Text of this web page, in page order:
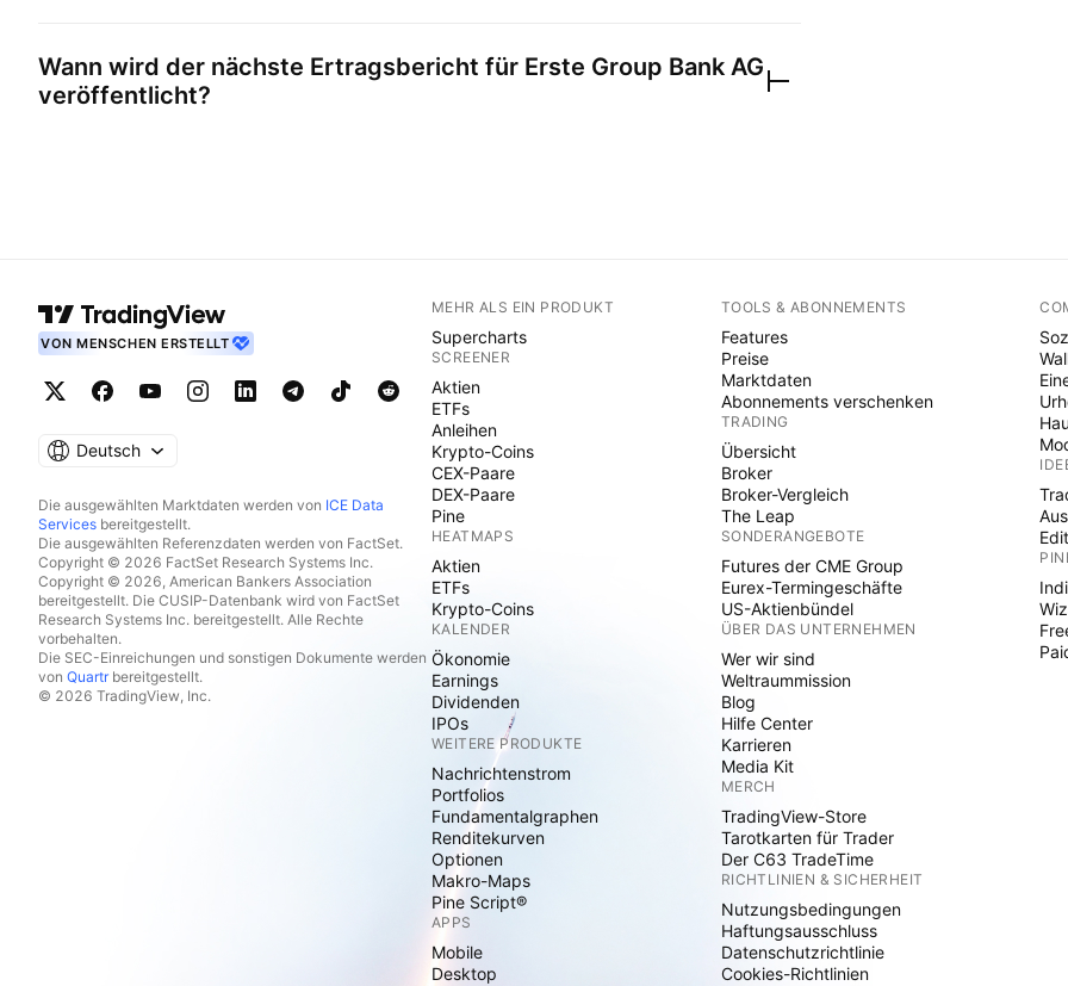
Wann wird der nächste Ertragsbericht für Erste Group Bank AG
veröffentlicht?
VON MENSCHEN ERSTELLT
Deutsch
Die ausgewählten Marktdaten werden von ICE Data
Services bereitgestellt.
Die ausgewählten Referenzdaten werden von FactSet.
Copyright © 2026 FactSet Research Systems Inc.
Copyright © 2026, American Bankers Association
bereitgestellt. Die CUSIP-Datenbank wird von FactSet
Research Systems Inc. bereitgestellt. Alle Rechte
vorbehalten.
Die SEC-Einreichungen und sonstigen Dokumente werden
von Quartrbereitgestellt.
© 2026 TradingView, Inc.
MEHR ALS EIN PRODUKT
Supercharts
SCREENER
Aktien
ETFs
Anleihen
Krypto-Coins
CEX-Paare
DEX-Paare
Pine
HEATMAPS
Aktien
ETFs
Krypto-Coins
KALENDER
Ökonomie
Earnings
Dividenden
IPOs
WEITERE PRODUKTE
Nachrichtenstrom
Portfolios
Fundamentalgraphen
Renditekurven
Optionen
Makro-Maps
Pine Script®
APPS
Mobile
Desktop
TOOLS & ABONNEMENTS
Features
Preise
Marktdaten
Abonnements verschenken
TRADING
Übersicht
Broker
Broker-Vergleich
The Leap
SONDERANGEBOTE
Futures der CME Group
Eurex-Termingeschäfte
US-Aktienbündel
ÜBER DAS UNTERNEHMEN
Wer wir sind
Weltraummission
Blog
Hilfe Center
Karrieren
Media Kit
MERCH
TradingView-Store
Tarotkarten für Trader
Der C63 TradeTime
RICHTLINIEN & SICHERHEIT
Nutzungsbedingungen
Haftungsausschluss
Datenschutzrichtlinie
Cookies-Richtlinien